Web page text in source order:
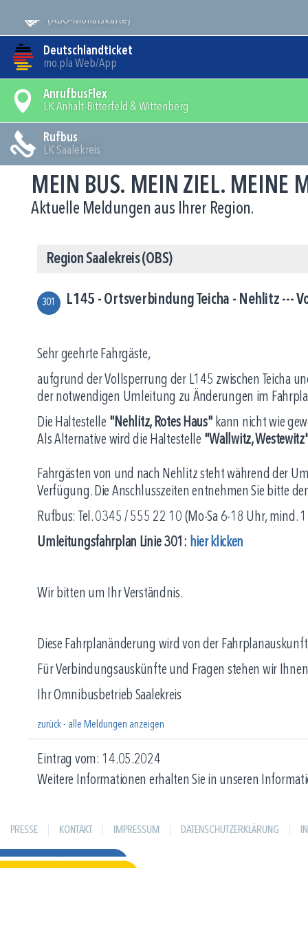
(ABO-Monatskarte)
Deutschlandticket
mo.pla Web/App
AnrufbusFlex
LK Anhalt-Bitterfeld & Wittenberg
Rufbus
LK Saalekreis
MEIN BUS. MEIN ZIEL. MEINE
Aktuelle Meldungen aus Ihrer Region.
Region Saalekreis (OBS)
301 L145 - Ortsverbindung Teicha - Nehlitz ---
Sehr geehrte Fahrgäste,
aufgrund der Vollsperrung der L145 zwischen Teicha
der notwendigen Umleitung zu Änderungen im
Die Haltestelle "Nehlitz, Rotes Haus" kann nicht wie
Als Alternative wird die Haltestelle "Wallwitz,
Fahrgästen von und nach Nehlitz steht während der
Verfügung. Die Anschlusszeiten entnehmen Sie bitte
Rufbus: Tel. 0345 / 555 22 10 (Mo-Sa 6-18 Uhr, mind.
Umleitungsfahrplan Linie 301: hier klicken
Wir bitten um Ihr Verständnis.
Diese Fahrplanänderung wird von der
Für Verbindungsauskünfte und Fragen stehen wir
Ihr Omnibusbetrieb Saalekreis
zurück - alle Meldungen anzeigen
Eintrag vom: 14.05.2024
Weitere Informationen erhalten Sie in unseren
PRESSE KONTAKT IMPRESSUM DATENSCHUTZERKLÄRUNG